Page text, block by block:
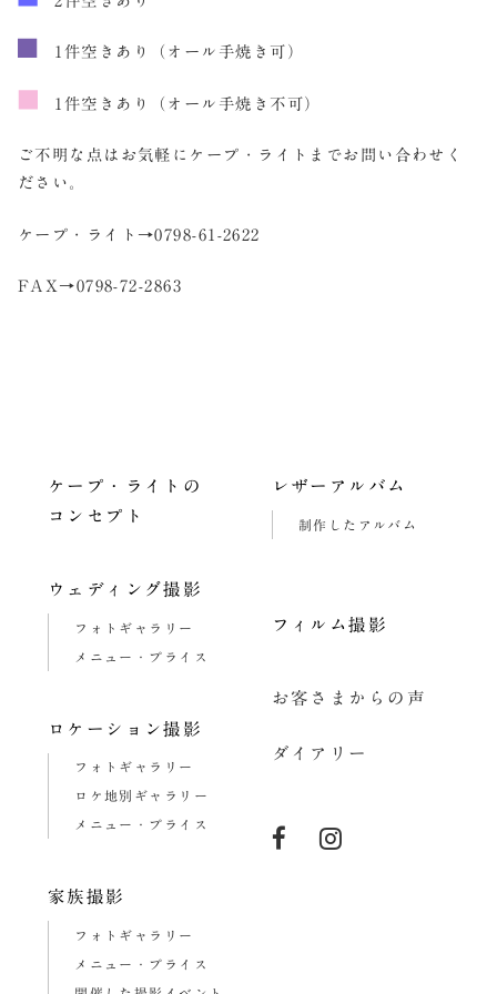
1件空きあり（オール手焼き可）
1件空きあり（オール手焼き不可）
ご不明な点はお気軽にケープ・ライトまでお問い合わせく
ださい。
ケープ・ライト→0798-61-2622
FAX→0798-72-2863
ケープ・ライトの
コンセプト
ウェディング撮影
フォトギャラリー
メニュー・プライス
ロケーション撮影
フォトギャラリー
ロケ地別ギャラリー
メニュー・プライス
家族撮影
フォトギャラリー
メニュー・プライス
レザーアルバム
制作したアルバム
フィルム撮影
お客さまからの声
ダイアリー